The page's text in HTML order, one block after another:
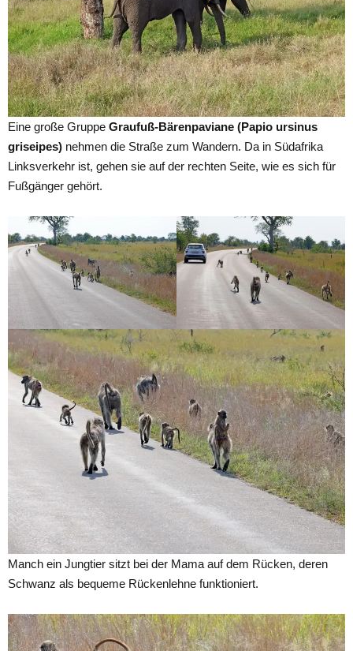
Eine große Gruppe Graufuß-Bärenpaviane (Papio ursinus
griseipes) nehmen die Straße zum Wandern. Da in Südafrika
Linksverkehr ist, gehen sie auf der rechten Seite, wie es sich für
Fußgänger gehört.
Manch ein Jungtier sitzt bei der Mama auf dem Rücken, deren
Schwanz als bequeme Rückenlehne funktioniert.